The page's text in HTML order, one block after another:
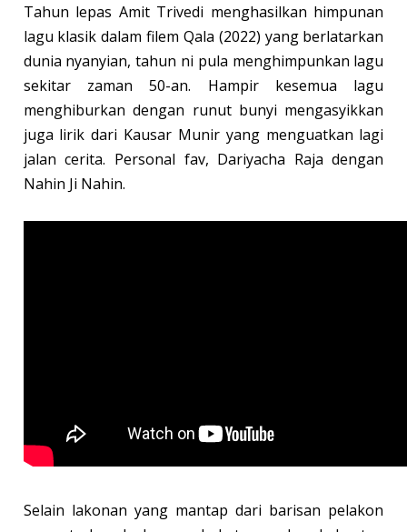
Tahun lepas Amit Trivedi menghasilkan himpunan
lagu klasik dalam filem Qala (2022) yang berlatarkan
dunia nyanyian, tahun ni pula menghimpunkan lagu
sekitar zaman 50-an. Hampir kesemua lagu
menghiburkan dengan runut bunyi mengasyikkan
juga lirik dari Kausar Munir yang menguatkan lagi
jalan cerita. Personal fav, Dariyacha Raja dengan
Nahin Ji Nahin.
Selain lakonan yang mantap dari barisan pelakon